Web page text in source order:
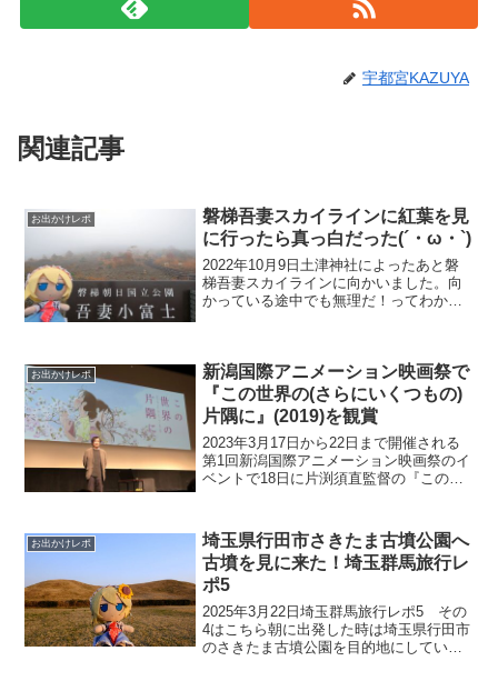
宇都宮KAZUYA
関連記事
お出かけレポ
磐梯吾妻スカイラインに紅葉を見
に行ったら真っ白だった(´・ω・`)
2022年10月9日土津神社によったあと磐
梯吾妻スカイラインに向かいました。向
かっている途中でも無理だ！ってわかる
行きましたアリス(...
お出かけレポ
新潟国際アニメーション映画祭で
『この世界の(さらにいくつもの)
片隅に』(2019)を観賞
2023年3月17日から22日まで開催される
第1回新潟国際アニメーション映画祭のイ
ベントで18日に片渕須直監督の『この世
たので行ってきました。『この世界の片
隅...
お出かけレポ
埼玉県行田市さきたま古墳公園へ
古墳を見に来た！埼玉群馬旅行レ
ポ5
2025年3月22日埼玉群馬旅行レポ5 その
4はこちら朝に出発した時は埼玉県行田市
のさきたま古墳公園を目的地にしていま